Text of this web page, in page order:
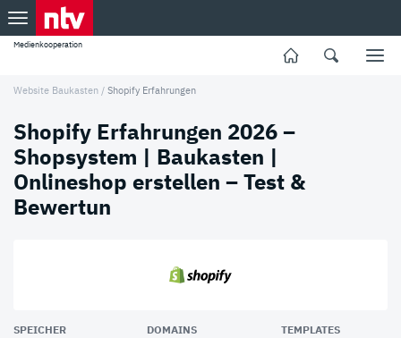
Medienkooperation
Website Baukasten / Shopify Erfahrungen
Shopify Erfahrungen 2026 –
Shopsystem | Baukasten |
Onlineshop erstellen – Test &
Bewertun
SPEICHER DOMAINS TEMPLATES